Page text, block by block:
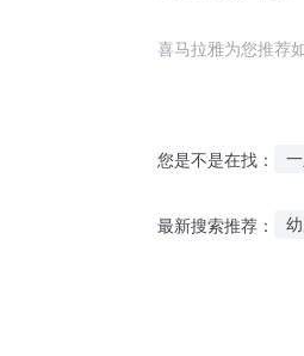
喜马拉雅为您推荐
您是不是在找：
最新搜索推荐：